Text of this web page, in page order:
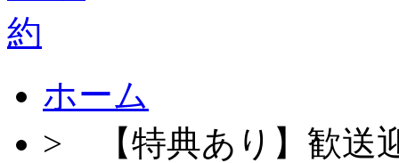
ホーム
>
【特典あり】歓